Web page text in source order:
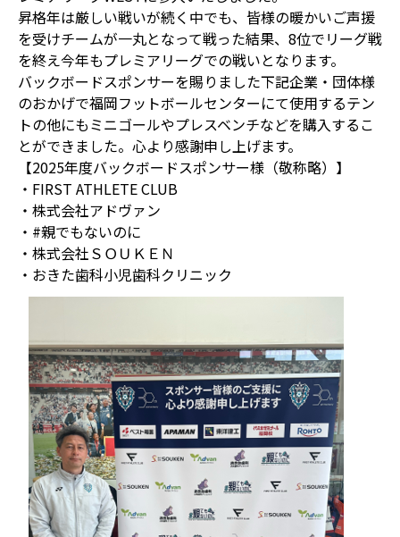
昇格年は厳しい戦いが続く中でも、皆様の暖かいご声援
を受けチームが一丸となって戦った結果、8位でリーグ戦
を終え今年もプレミアリーグでの戦いとなります。
バックボードスポンサーを賜りました下記企業・団体様
のおかげで福岡フットボールセンターにて使用するテン
トの他にもミニゴールやプレスベンチなどを購入するこ
とができました。心より感謝申し上げます。
【2025年度バックボードスポンサー様（敬称略）】
・FIRST ATHLETE CLUB
・株式会社アドヴァン
・#親でもないのに
・株式会社ＳＯＵＫＥＮ
・おきた歯科小児歯科クリニック